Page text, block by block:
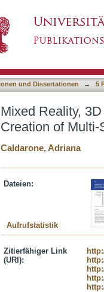
Heritage
und Dissertationen → 5
Mixed Reality,
Creation of
Caldarone, Adriana
Dateien:
Aufrufstatistik
Zitierfähiger Link
(URI):